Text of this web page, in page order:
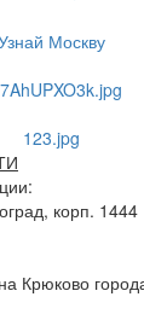
корп. 1444
Крюково